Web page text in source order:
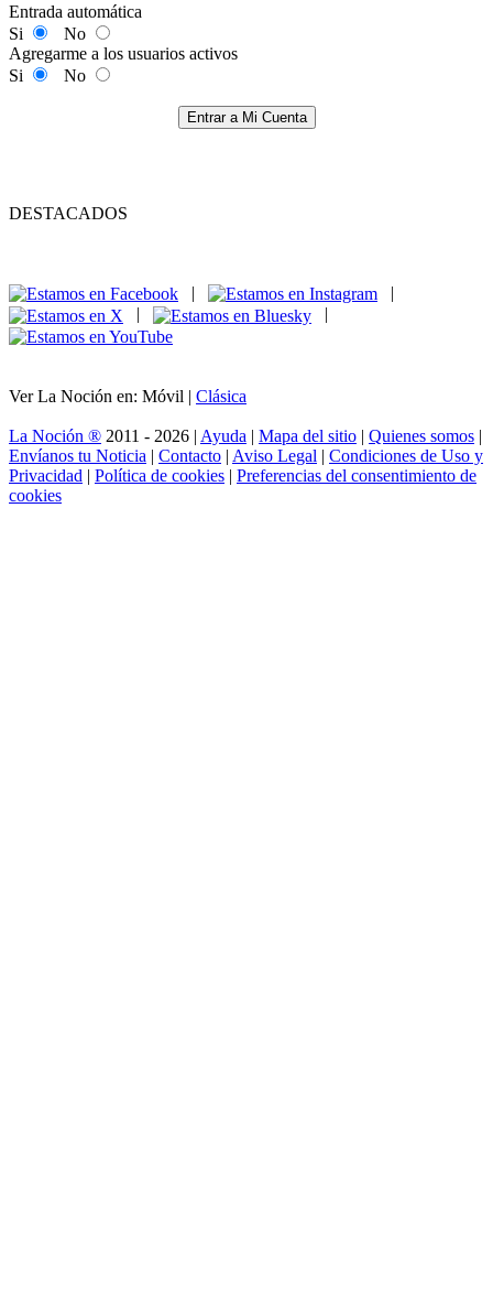
Entrada automática
Si
No
Agregarme a los usuarios activos
Si
No
Entrar a Mi Cuenta
DESTACADOS
|
|
|
|
Ver La Noción en: Móvil | Clásica
La Noción ® 2011 - 2026 | Ayuda | Mapa del sitio | Quienes somos |
Envíanos tu Noticia | Contacto | Aviso Legal | Condiciones de Uso y
Privacidad | Política de cookies | Preferencias del consentimiento de
cookies